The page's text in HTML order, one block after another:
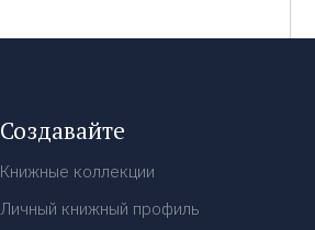
Создавайте
Книжные коллекции
Личный книжный профиль